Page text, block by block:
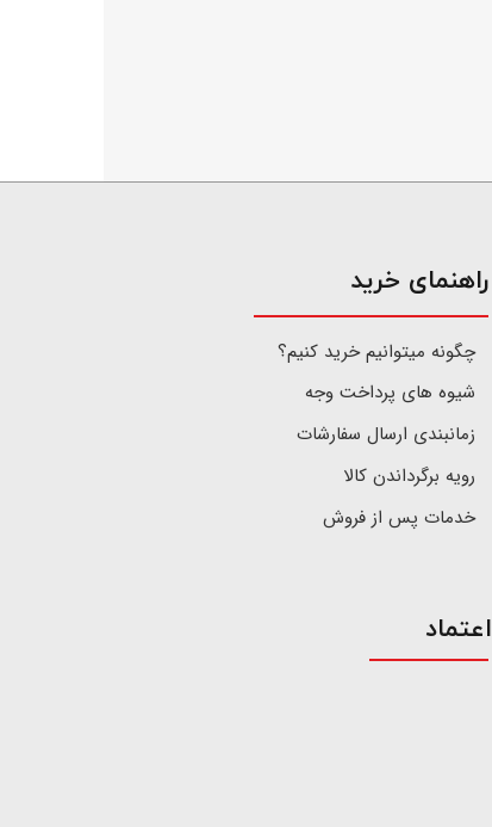
​راهنمای خرید
چگونه میتوانیم خرید کنیم؟
شیوه های پرداخت وجه
زمانبندی ارسال سفارشات
رویه برگرداندن کالا
خدمات پس از فروش
اعتماد